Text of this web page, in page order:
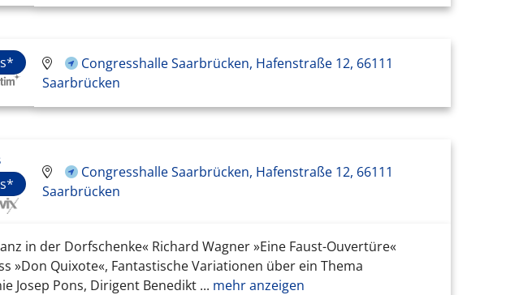
Congresshalle Saarbrücken, Hafenstraße 12, 66111
Saarbrücken
Congresshalle Saarbrücken, Hafenstraße 12, 66111
Saarbrücken
in der Dorfschenke« Richard Wagner »Eine Faust-Ouvertüre«
»Don Quixote«, Fantastische Variationen über ein Thema
Josep Pons, Dirigent Benedikt ... mehr anzeigen